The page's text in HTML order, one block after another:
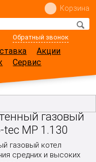
Обратный звонок
Корзина
Акции
Сервис
газовый
tec MP 1.130
газовый котел
средних и высоких